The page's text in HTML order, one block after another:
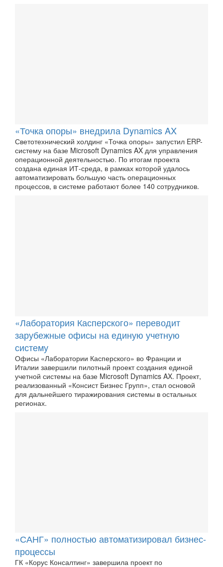
«Точка опоры» внедрила Dynamics AX
Светотехнический холдинг «Точка опоры» запустил ERP-
систему на базе Microsoft Dynamics AX для управления
операционной деятельностью. По итогам проекта
создана единая ИТ-среда, в рамках которой удалось
автоматизировать большую часть операционных
процессов, в системе работают более 140 сотрудников.
«Лаборатория Касперского» переводит
зарубежные офисы на единую учетную
систему
Офисы «Лаборатории Касперского» во Франции и
Италии завершили пилотный проект создания единой
учетной системы на базе Microsoft Dynamics AX. Проект,
реализованный «Консист Бизнес Групп», стал основой
для дальнейшего тиражирования системы в остальных
регионах.
«САНГ» полностью автоматизировал бизнес-
процессы
ГК «Корус Консалтинг» завершила проект по